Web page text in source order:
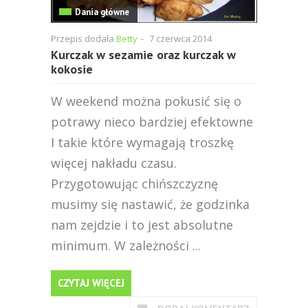
Dania główne
Przepis dodała Betty - 7 czerwca 2014
Kurczak w sezamie oraz kurczak w
kokosie
W weekend można pokusić się o
potrawy nieco bardziej efektowne
I takie które wymagają troszkę
więcej nakładu czasu.
Przygotowując chińszczyznę
musimy się nastawić, że godzinka
nam zejdzie i to jest absolutne
minimum. W zależności ...
CZYTAJ WIĘCEJ